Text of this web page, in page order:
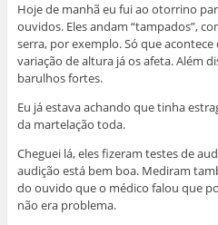
Hoje de manhã eu fui ao otorrino
ouvidos. Eles andam “tampados”,
serra, por exemplo. Só que
variação de altura já os afeta. Além
barulhos fortes.
Eu já estava achando que tinha
da martelação toda.
Cheguei lá, eles fizeram testes de
audição está bem boa. Mediram
do ouvido que o médico falou que
não era problema.